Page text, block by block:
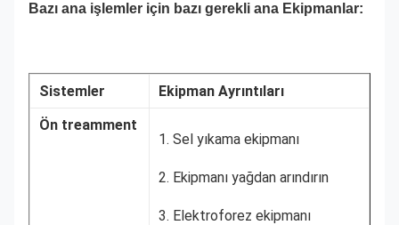
Bazı ana işlemler için bazı gerekli ana Ekipmanlar:
Sistemler
Ekipman Ayrıntıları
Ön treamment
1. Sel yıkama ekipmanı
2. Ekipmanı yağdan arındırın
3. Elektroforez ekipmanı